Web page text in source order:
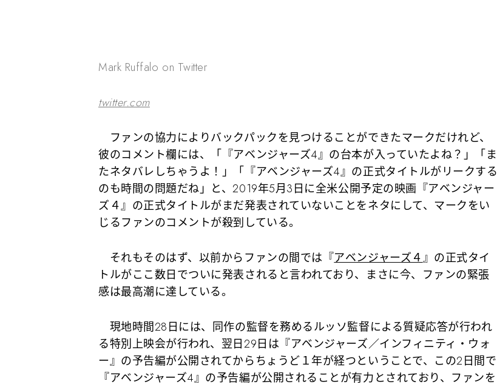
Mark Ruffalo on Twitter
twitter.com
ファンの協力によりバックパックを見つけることができたマークだけれど、
彼のコメント欄には、「『アベンジャーズ4』の台本が入っていたよね？」「ま
たネタバレしちゃうよ！」「『アベンジャーズ4』の正式タイトルがリークする
のも時間の問題だね」と、2019年5月3日に全米公開予定の映画『アベンジャー
ズ４』の正式タイトルがまだ発表されていないことをネタにして、マークをい
じるファンのコメントが殺到している。
それもそのはず、以前からファンの間では『アベンジャーズ４』の正式タイ
トルがここ数日でついに発表されると言われており、まさに今、ファンの緊張
感は最高潮に達している。
現地時間28日には、同作の監督を務めるルッソ監督による質疑応答が行われ
る特別上映会が行われ、翌日29日は『アベンジャーズ／インフィニティ・ウォ
ー』の予告編が公開されてからちょうど１年が経つということで、この2日間で
『アベンジャーズ4』の予告編が公開されることが有力とされており、ファンを